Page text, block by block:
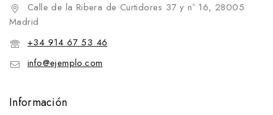
Calle de la Ribera de Curtidores 37 y nº 16, 28005
Madrid
+34 914 67 53 46
info@ejemplo.com
Información